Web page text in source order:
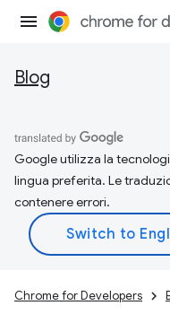
Blog
Google utilizza la
lingua preferita. Le
contenere errori.
Chrome for Developers